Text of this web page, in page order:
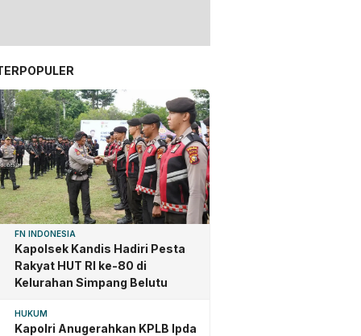
FN INDONESIA
Kapolsek Kandis Hadiri Pesta
Rakyat HUT RI ke-80 di
Kelurahan Simpang Belutu
HUKUM
Kapolri Anugerahkan KPLB Ipda